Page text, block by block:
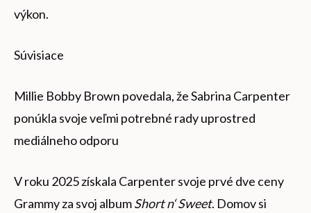
výkon.
Súvisiace
Millie Bobby Brown povedala, že Sabrina Carpenter
ponúkla svoje veľmi potrebné rady uprostred
mediálneho odporu
V roku 2025 získala Carpenter svoje prvé dve ceny
Grammy za svoj albumShort n‘ Sweet. Domov si